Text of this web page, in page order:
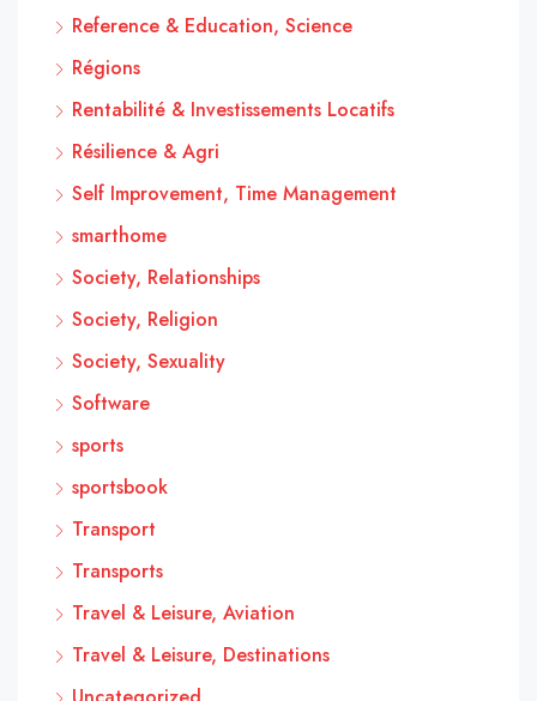
Reference & Education, Science
Régions
Rentabilité & Investissements Locatifs
Résilience & Agri
Self Improvement, Time Management
smarthome
Society, Relationships
Society, Religion
Society, Sexuality
Software
sports
sportsbook
Transport
Transports
Travel & Leisure, Aviation
Travel & Leisure, Destinations